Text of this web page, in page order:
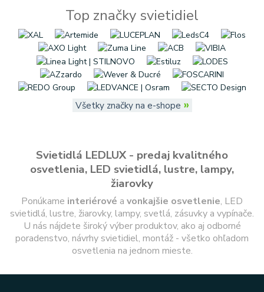
Top značky svietidiel
Všetky značky na e-shope »
Svietidlá LEDLUX - predaj kvalitného
osvetlenia, LED svietidlá, lustre, lampy,
žiarovky
Ponúkame interiérové a vonkajšie osvetlenie, LED
svietidlá, lustre, žiarovky, lampy, svetlá, zásuvky a vypínače.
U nás nájdete široký výber produktov, ako aj odborné
poradenstvo, návrhy svietidiel, montáž - všetko ohľadom
osvetlenia na jednom mieste.